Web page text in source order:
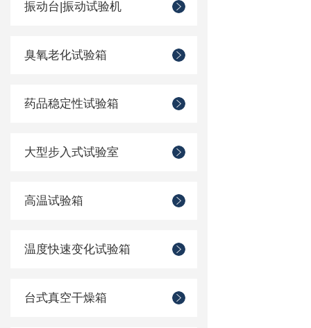
振动台|振动试验机
臭氧老化试验箱
药品稳定性试验箱
大型步入式试验室
高温试验箱
温度快速变化试验箱
台式真空干燥箱